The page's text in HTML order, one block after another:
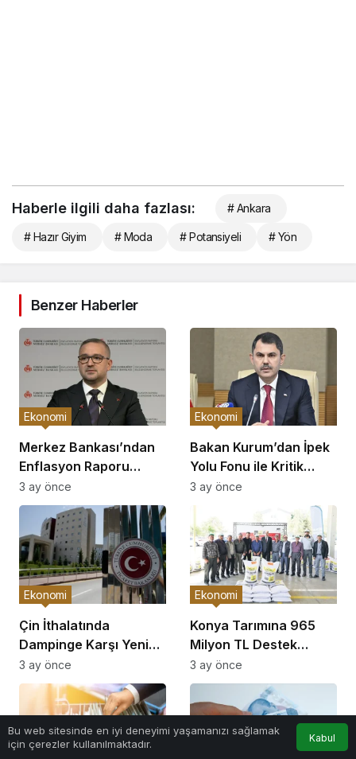
Haberle ilgili daha fazlası: # Ankara
# Hazır Giyim # Moda # Potansiyeli # Yön
Benzer Haberler
Merkez Bankası’ndan
Enflasyon Raporu
Açıklaması
Ekonomi
3 ay önce
Bakan Kurum’dan İpek
Yolu Fonu ile Kritik
Görüşme
Ekonomi
3 ay önce
Çin İthalatında
Dampinge Karşı Yeni
Önlemler!
Ekonomi
3 ay önce
Konya Tarımına 965
Milyon TL Destek
Açıklaması
Ekonomi
3 ay önce
Bu web sitesinde en iyi deneyimi yaşamanızı sağlamak
için çerezler kullanılmaktadır.
Kabul